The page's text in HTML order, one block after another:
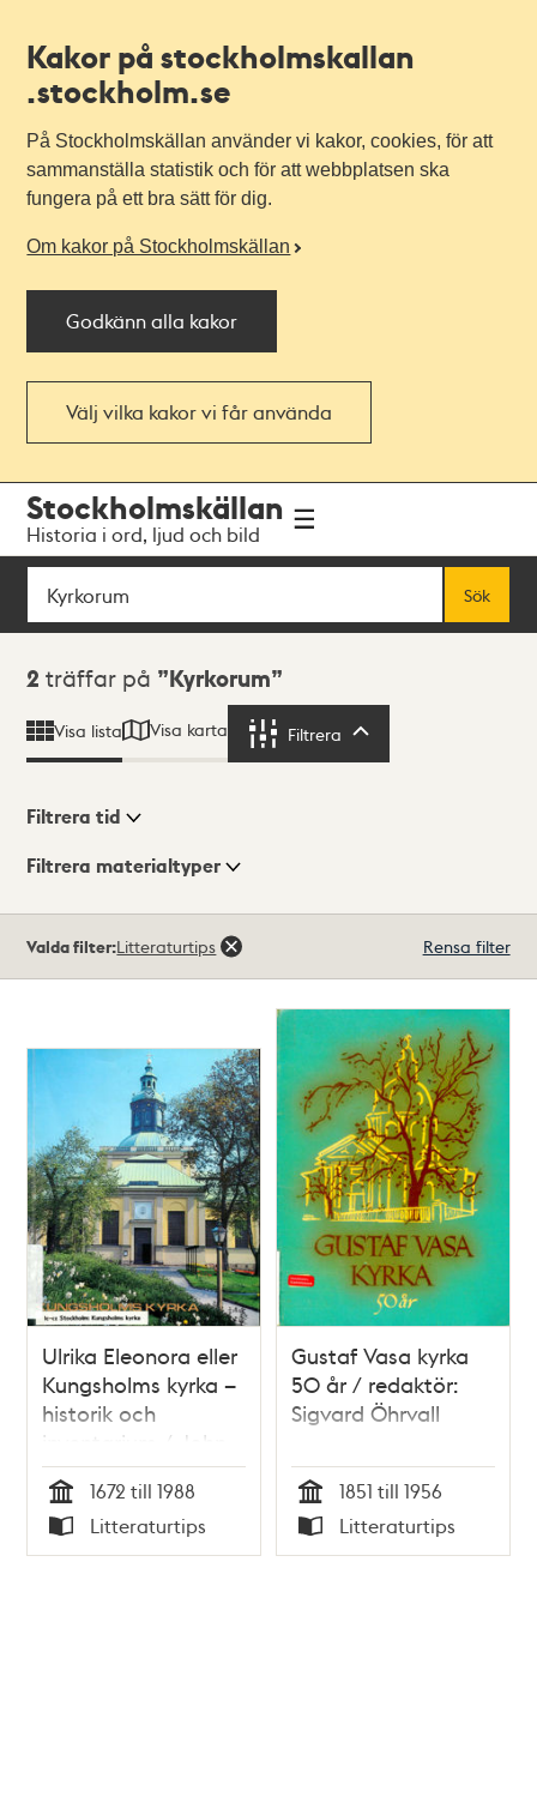
Kakor på stockholmskallan
.stockholm.se
På Stockholmskällan använder vi kakor, cookies, för att
sammanställa statistik och för att webbplatsen ska
fungera på ett bra sätt för dig.
Om kakor på Stockholmskällan
Godkänn alla kakor
Välj vilka kakor vi får använda
navigationen
huvudinnehållet
Stockholmskällan
Historia i ord, ljud och bild
Sök
Sök
Sökresultat
2 träffar på Kyrkorum
Visa lista Visa karta Filtrera
Visningsläge
Filtrera tid
Filtrera materialtyper
träffar
Valda filter:Litteraturtips Rensa filter
Ulrika Eleonora eller
Kungsholms kyrka –
historik och
inventarium / John
Stenung
Tid
1672 till 1988
Typ
Litteraturtips
Gustaf Vasa kyrka
50 år / redaktör:
Sigvard Öhrvall
Tid
1851 till 1956
Typ
Litteraturtips